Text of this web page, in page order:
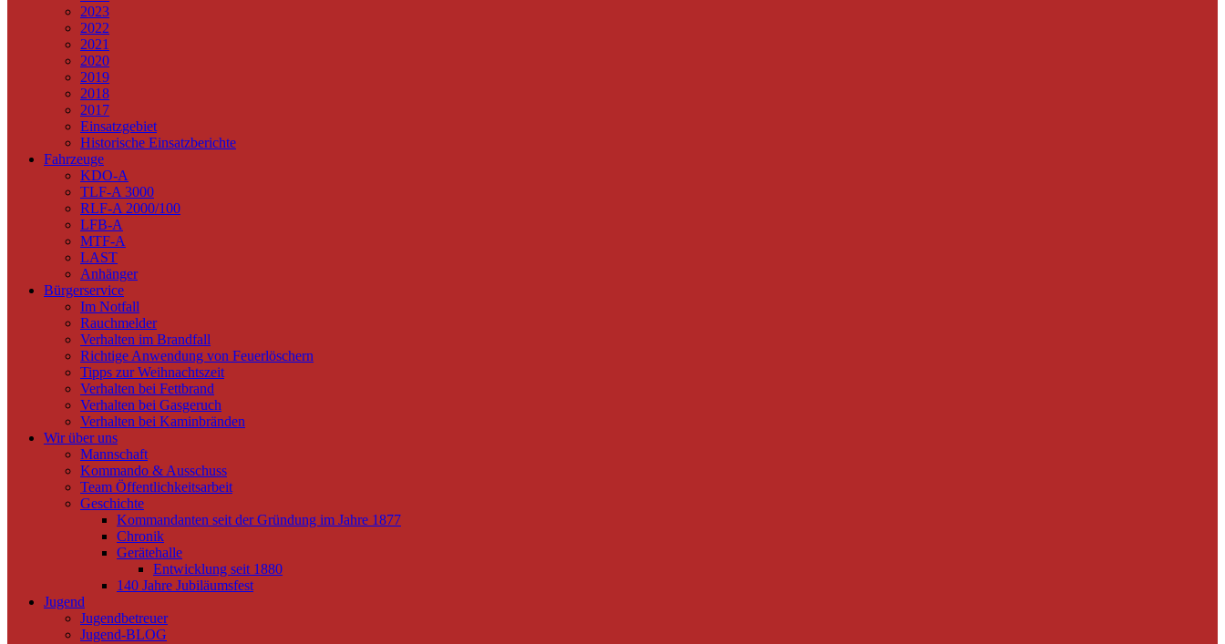
2023
2022
2021
2020
2019
2018
2017
Einsatzgebiet
Historische Einsatzberichte
Fahrzeuge
KDO-A
TLF-A 3000
RLF-A 2000/100
LFB-A
MTF-A
LAST
Anhänger
Bürgerservice
Im Notfall
Rauchmelder
Verhalten im Brandfall
Richtige Anwendung von Feuerlöschern
Tipps zur Weihnachtszeit
Verhalten bei Fettbrand
Verhalten bei Gasgeruch
Verhalten bei Kaminbränden
Wir über uns
Mannschaft
Kommando & Ausschuss
Team Öffentlichkeitsarbeit
Geschichte
Kommandanten seit der Gründung im Jahre 1877
Chronik
Gerätehalle
Entwicklung seit 1880
140 Jahre Jubiläumsfest
Jugend
Jugendbetreuer
Jugend-BLOG